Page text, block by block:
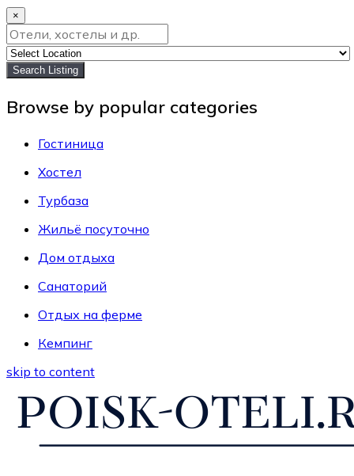
×
Search Listing
Browse by popular categories
Гостиница
Хостел
Турбаза
Жильё посуточно
Дом отдыха
Санаторий
Отдых на ферме
Кемпинг
skip to content